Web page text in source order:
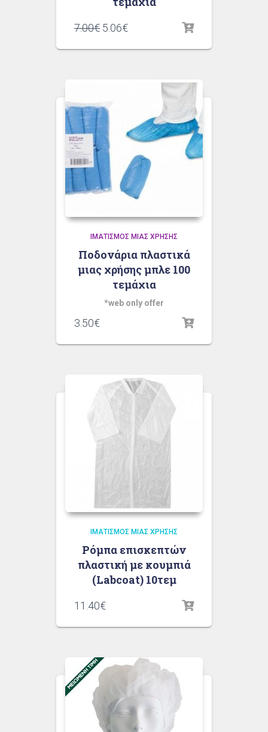
7.00€ 5.06€
ΙΜΑΤΙΣΜΌΣ ΜΙΑΣ ΧΡΉΣΗΣ
Ποδονάρια πλαστικά
μιας χρήσης μπλε 100
τεμάχια
*web only offer
3.50€
ΙΜΑΤΙΣΜΌΣ ΜΙΑΣ ΧΡΉΣΗΣ
Ρόμπα επισκεπτών
πλαστική με κουμπιά
(Labcoat) 10τεμ
11.40€